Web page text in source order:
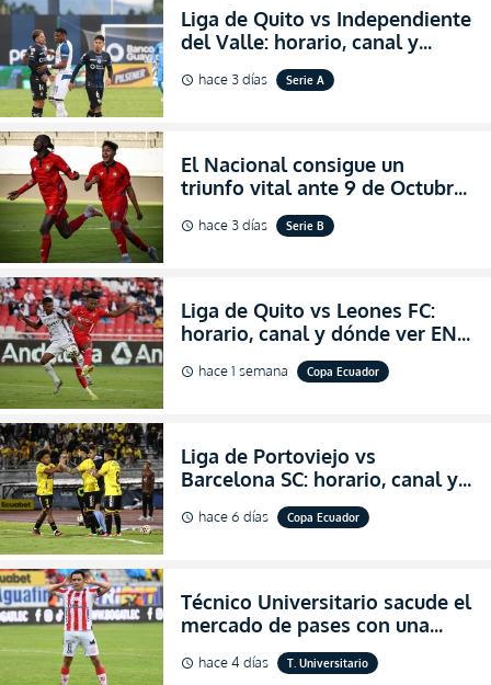
Liga de Quito vs Independiente
del Valle: horario, canal y
dónde ver EN VIVO el
partidazo por la fecha 24 de la
schedule hace 3 días Serie A
El Nacional consigue un
triunfo vital ante 9 de Octubre
para encender la fe en la
salvación
schedule hace 3 días Serie B
Liga de Quito vs Leones FC:
horario, canal y dónde ver EN
VIVO los octavos de final de la
Copa Ecuador 2026
schedule hace 1 semana Copa Ecuador
Liga de Portoviejo vs
Barcelona SC: horario, canal y
dónde ver EN VIVO los octavos
de final de la Copa Ecuador
schedule hace 6 días Copa Ecuador
Técnico Universitario sacude el
mercado de pases con una
verdadera revolución para
asegurar la permanencia
schedule hace 4 días T. Universitario